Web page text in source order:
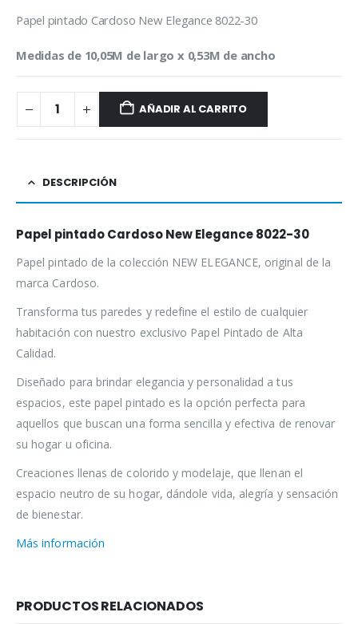
Papel pintado Cardoso New Elegance 8022-30
Medidas de 10,05M de largo x 0,53M de ancho
AÑADIR AL CARRITO
DESCRIPCIÓN
Papel pintado Cardoso New Elegance 8022-30
Papel pintado de la colección NEW ELEGANCE, original de la
marca Cardoso.
Transforma tus paredes y redefine el estilo de cualquier
habitación con nuestro exclusivo Papel Pintado de Alta
Calidad.
Diseñado para brindar elegancia y personalidad a tus
espacios, este papel pintado es la opción perfecta para
aquellos que buscan una forma sencilla y efectiva de renovar
su hogar u oficina.
Creaciones llenas de colorido y modelaje, que llenan el
espacio neutro de su hogar, dándole vida, alegría y sensación
de bienestar.
Más información
PRODUCTOS RELACIONADOS